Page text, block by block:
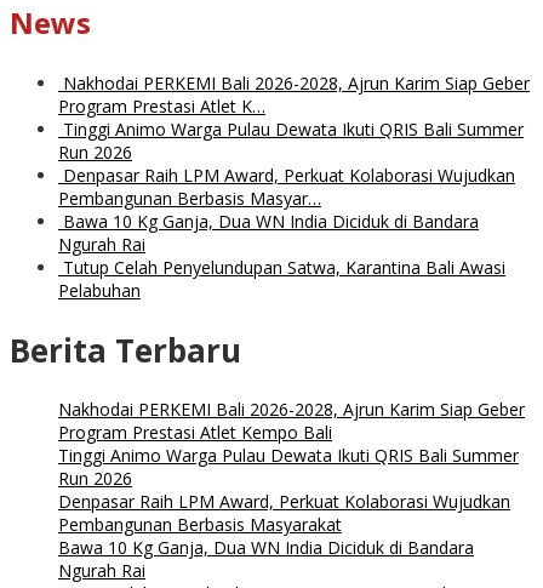
News
Nakhodai PERKEMI Bali 2026-2028, Ajrun Karim Siap Geber
Program Prestasi Atlet K…
Tinggi Animo Warga Pulau Dewata Ikuti QRIS Bali Summer
Run 2026
Denpasar Raih LPM Award, Perkuat Kolaborasi Wujudkan
Pembangunan Berbasis Masyar…
Bawa 10 Kg Ganja, Dua WN India Diciduk di Bandara
Ngurah Rai
Tutup Celah Penyelundupan Satwa, Karantina Bali Awasi
Pelabuhan
Berita Terbaru
Nakhodai PERKEMI Bali 2026-2028, Ajrun Karim Siap Geber
Program Prestasi Atlet Kempo Bali
Tinggi Animo Warga Pulau Dewata Ikuti QRIS Bali Summer
Run 2026
Denpasar Raih LPM Award, Perkuat Kolaborasi Wujudkan
Pembangunan Berbasis Masyarakat
Bawa 10 Kg Ganja, Dua WN India Diciduk di Bandara
Ngurah Rai